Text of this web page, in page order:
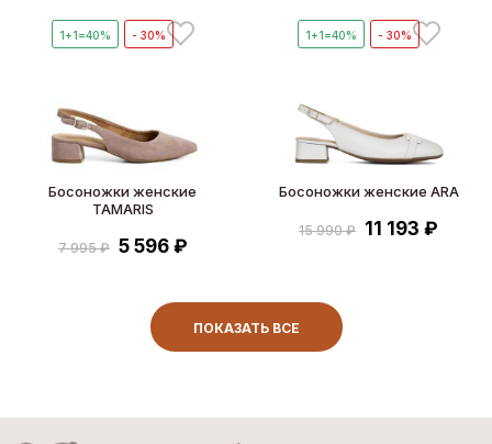
1+1=40% - 30%
Босоножки женские
TAMARIS
7 995 ₽ 5 596 ₽
1+1=40% - 30%
Босоножки женские ARA
15 990 ₽ 11 193 ₽
ПОКАЗАТЬ ВСЕ